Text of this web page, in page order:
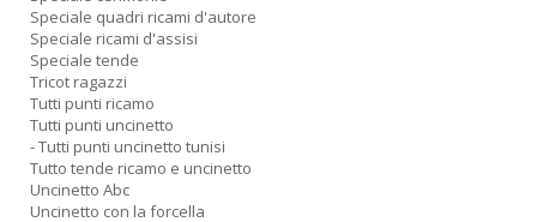
Speciale quadri ricami d'autore
Speciale ricami d'assisi
Speciale tende
Tricot ragazzi
Tutti punti ricamo
Tutti punti uncinetto
- Tutti punti uncinetto tunisi
Tutto tende ricamo e uncinetto
Uncinetto Abc
Uncinetto con la forcella